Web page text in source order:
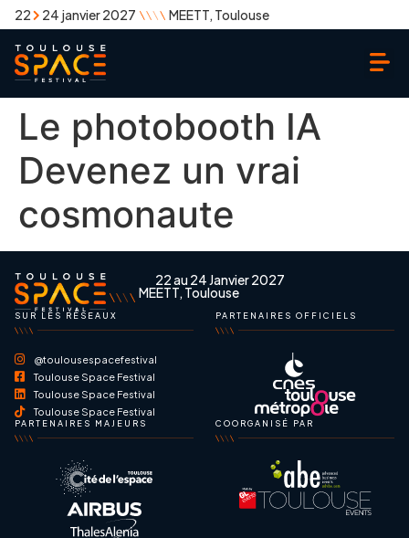
22 24 janvier 2027 MEETT, Toulouse
Le photobooth IA
Devenez un vrai
cosmonaute
22 au 24 Janvier 2027
MEETT, Toulouse
SUR LES RÉSEAUX
@toulousespacefestival
Toulouse Space Festival
Toulouse Space Festival
Toulouse Space Festival
PARTENAIRES OFFICIELS
PARTENAIRES MAJEURS COORGANISÉ PAR